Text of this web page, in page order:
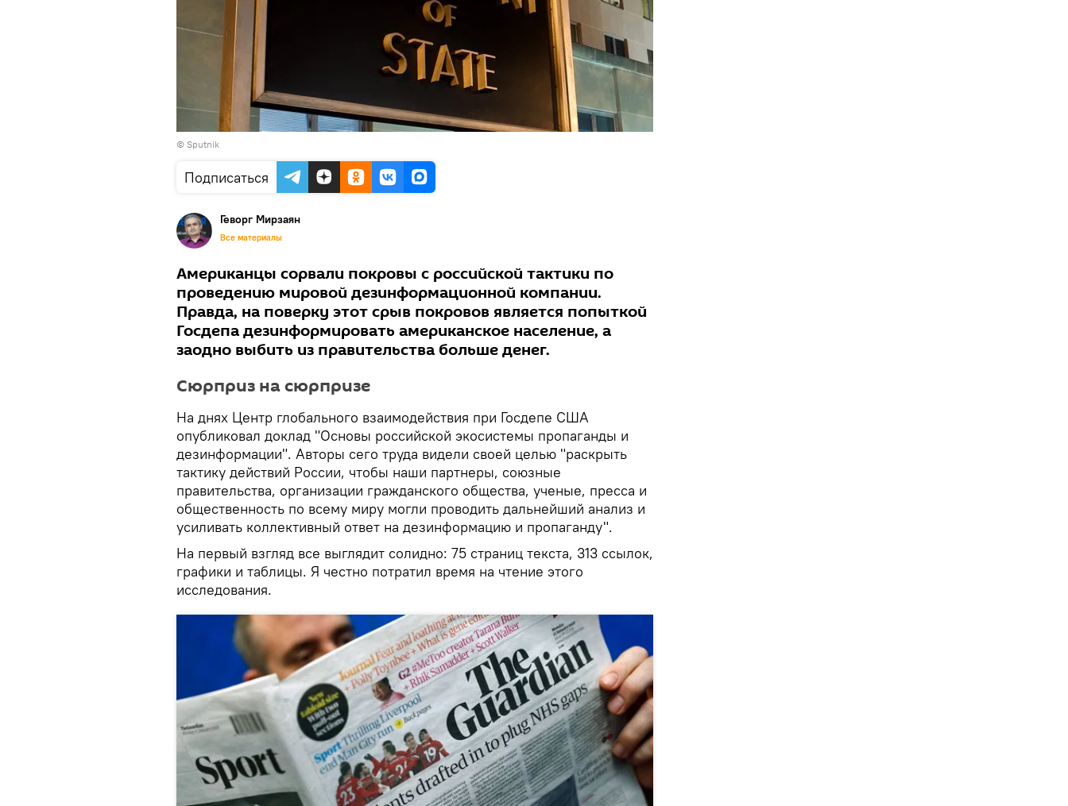
© Sputnik
Подписаться
Геворг Мирзаян
Все материалы
Американцы сорвали покровы с российской тактики по
проведению мировой дезинформационной компании.
Правда, на поверку этот срыв покровов является попыткой
Госдепа дезинформировать американское население, а
заодно выбить из правительства больше денег.
Сюрприз на сюрпризе
На днях Центр глобального взаимодействия при Госдепе США
опубликовал доклад "Основы российской экосистемы пропаганды и
дезинформации". Авторы сего труда видели своей целью "раскрыть
тактику действий России, чтобы наши партнеры, союзные
правительства, организации гражданского общества, ученые, пресса и
общественность по всему миру могли проводить дальнейший анализ и
усиливать коллективный ответ на дезинформацию и пропаганду".
На первый взгляд все выглядит солидно: 75 страниц текста, 313 ссылок,
графики и таблицы. Я честно потратил время на чтение этого
исследования.